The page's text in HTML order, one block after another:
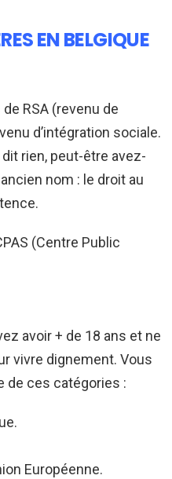
EN BELGIQUE
RSA (revenu de
d’intégration sociale.
rien, peut-être avez-
nom : le droit au
(Centre Public
avoir + de 18 ans et ne
vivre dignement. Vous
de ces catégories :
Européenne.